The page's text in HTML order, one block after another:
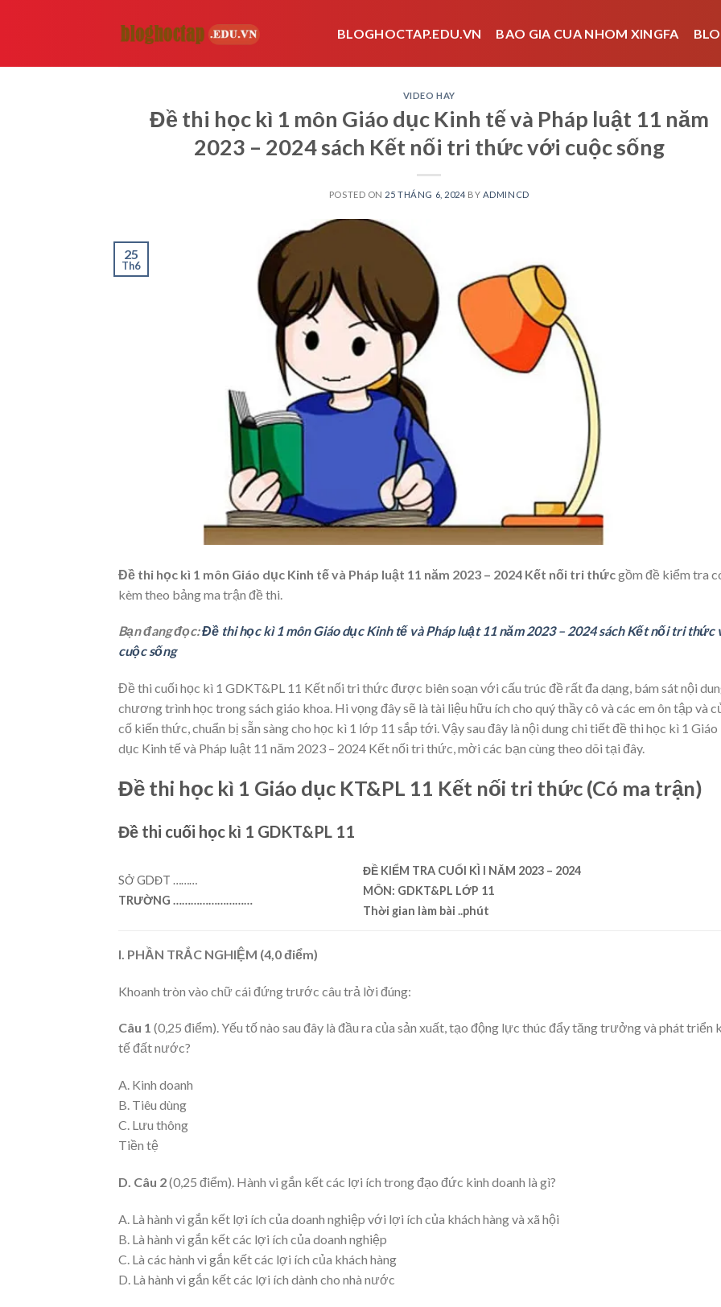
BLOGHOCTAP.EDU.VN BAO GIA CUA NHOM XINGFA
VIDEO HAY
Đề thi học kì 1 môn Giáo dục Kinh tế và Pháp luật 11 năm
2023 – 2024 sách Kết nối tri thức với cuộc sống
POSTED ON 25 THÁNG 6, 2024 BY ADMINCD
25
Th6
Đề thi học kì 1 môn Giáo dục Kinh tế và Pháp luật 11 năm 2023 – 2024 Kết nối tri thứcgồm đề kiểm tra
kèm theo bảng ma trận đề thi.
Bạn đang đọc:Đề thi học kì 1 môn Giáo dục Kinh tế và Pháp luật 11 năm 2023 – 2024 sách Kết nối tri thức
cuộc sống
Đề thi cuối học kì 1 GDKT&PL 11 Kết nối tri thức được biên soạn với cấu trúc đề rất đa dạng, bám sát nội
chương trình học trong sách giáo khoa. Hi vọng đây sẽ là tài liệu hữu ích cho quý thầy cô và các em ôn tập và
cố kiến thức, chuẩn bị sẵn sàng cho học kì 1 lớp 11 sắp tới. Vậy sau đây là nội dung chi tiết đề thi học kì 1 Giáo
dục Kinh tế và Pháp luật 11 năm 2023 – 2024 Kết nối tri thức, mời các bạn cùng theo dõi tại đây.
Đề thi học kì 1 Giáo dục KT&PL 11 Kết nối tri thức (Có ma trận)
Đề thi cuối học kì 1 GDKT&PL 11
SỞ GDĐT ………
TRƯỜNG ………………………
ĐỀ KIỂM TRA CUỐI KÌ I NĂM 2023 – 2024
MÔN: GDKT&PL LỚP 11
Thời gian làm bài ..phút
I. PHẦN TRẮC NGHIỆM (4,0 điểm)
Khoanh tròn vào chữ cái đứng trước câu trả lời đúng:
Câu 1 (0,25 điểm). Yếu tố nào sau đây là đầu ra của sản xuất, tạo động lực thúc đẩy tăng trưởng và phát triển
tế đất nước?
A. Kinh doanh
B. Tiêu dùng
C. Lưu thông
Tiền tệ
D. Câu 2(0,25 điểm). Hành vi gắn kết các lợi ích trong đạo đức kinh doanh là gì?
A. Là hành vi gắn kết lợi ích của doanh nghiệp với lợi ích của khách hàng và xã hội
B. Là hành vi gắn kết các lợi ích của doanh nghiệp
C. Là các hành vi gắn kết các lợi ích của khách hàng
D. Là hành vi gắn kết các lợi ích dành cho nhà nước